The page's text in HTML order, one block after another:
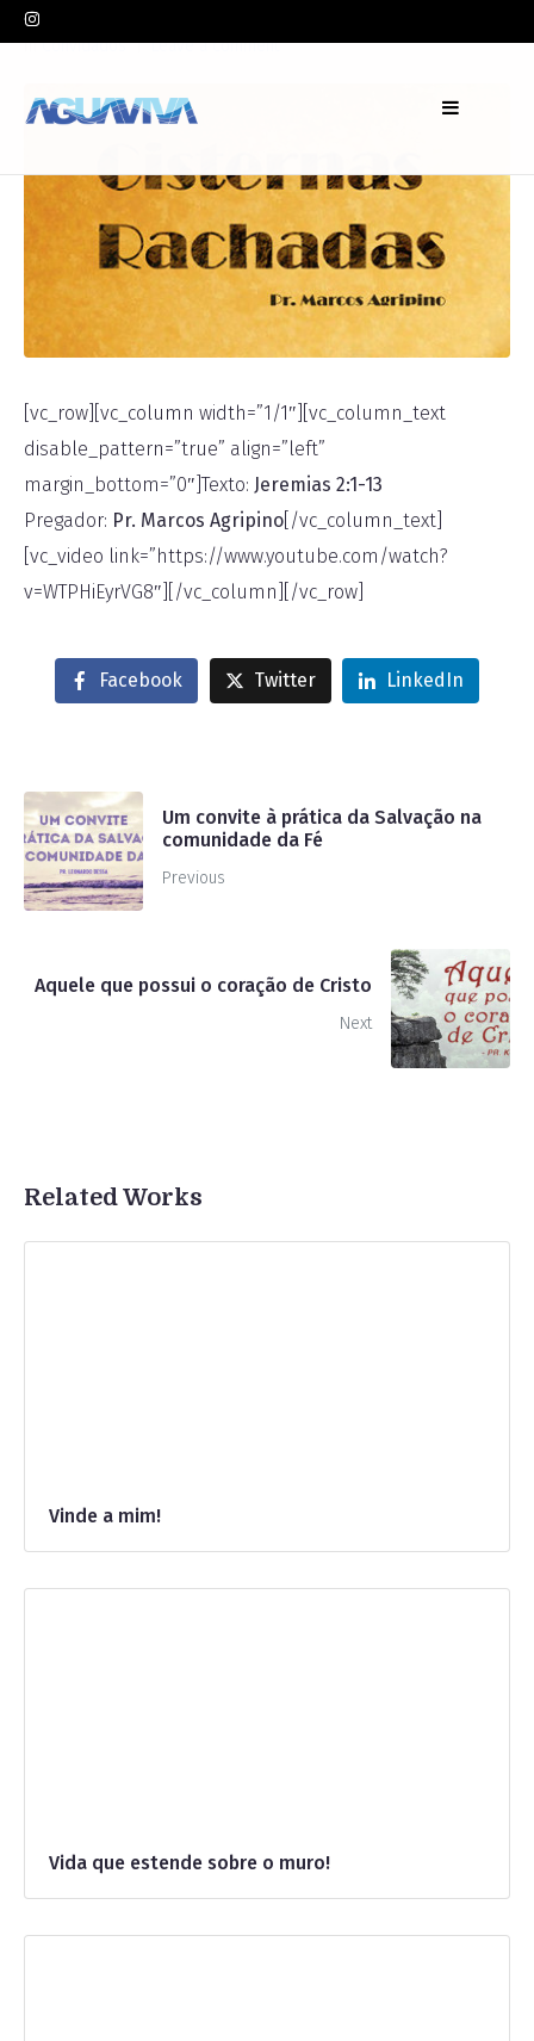
InConvidados Leave a comment
[vc_row][vc_column width=”1/1″][vc_column_text
disable_pattern=”true” align=”left”
margin_bottom=”0″]Texto: Jeremias 2:1-13
Pregador: Pr. Marcos Agripino [/vc_column_text]
[vc_video link=”https://www.youtube.com/watch?
v=WTPHiEyrVG8″][/vc_column][/vc_row]
Facebook Twitter LinkedIn
Um convite à prática da Salvação na
comunidade da Fé
Previous
Aquele que possui o coração de Cristo
Next
Related Works
Vinde a mim!
Vida que estende sobre o muro!